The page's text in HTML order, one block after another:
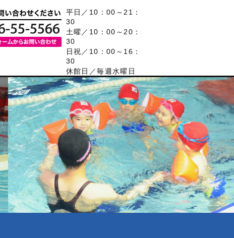
平日／10：00～21：
30
土曜／10：00～20：
30
日祝／10：00～16：
30
休館日／毎週水曜日